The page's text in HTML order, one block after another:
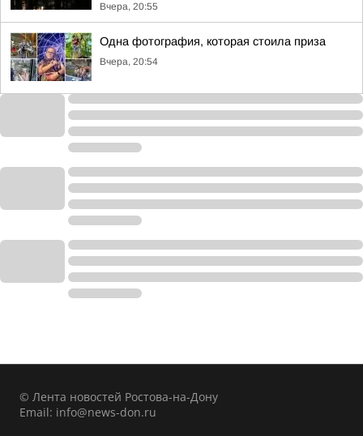
Вчера, 20:55
Одна фотография, которая стоила приза
Вчера, 20:54
© Лента новостей Ростова-на-Дону
Email: info@news-don.ru